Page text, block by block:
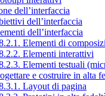
dell’interfaccia
dell’interfaccia
dell’interfaccia
Elementi di
Elementi interattivi
Elementi testuali
e costruire in alta
Layout di pagina